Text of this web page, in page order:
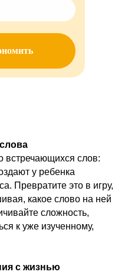
встречающихся слов:
у ребенка
Превратите это в игру,
какое слово на ней
сложность,
к уже изученному,
с жизнью